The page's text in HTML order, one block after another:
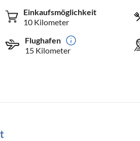
Einkaufsmöglichkeit
10 Kilometer
Flughafen
15 Kilometer